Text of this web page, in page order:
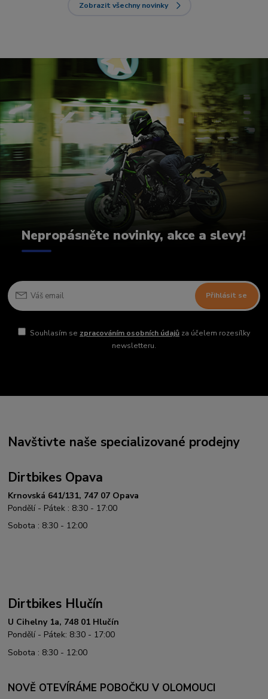
Zobrazit všechny novinky
Nepropásněte novinky, akce a slevy!
Přihlásit se
Souhlasím se zpracováním osobních údajůza účelem rozesílky
newsletteru.
Navštivte naše specializované prodejny
Dirtbikes Opava
Krnovská 641/131, 747 07 Opava
Pondělí - Pátek : 8:30 - 17:00
Sobota : 8:30 - 12:00
Dirtbikes Hlučín
U Cihelny 1a, 748 01 Hlučín
Pondělí - Pátek: 8:30 - 17:00
Sobota : 8:30 - 12:00
NOVĚ OTEVÍRÁME POBOČKU V OLOMOUCI